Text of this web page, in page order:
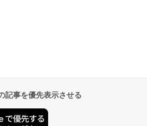
記事を優先表示させる